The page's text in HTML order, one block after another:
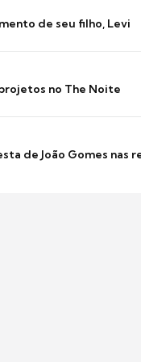
de seu filho, Levi
no The Noite
de João Gomes nas